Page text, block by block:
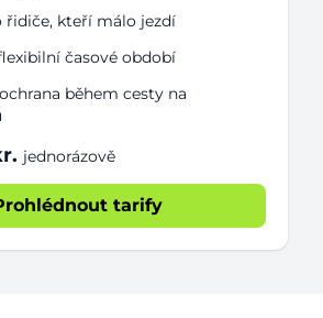
řidiče, kteří málo jezdí
časové období
během cesty na
jednorázově
tarify